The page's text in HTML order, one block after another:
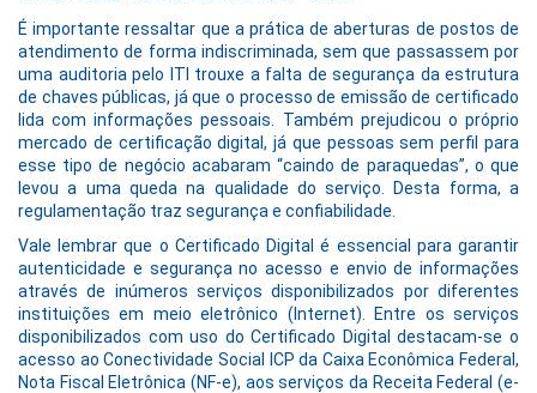
É importante ressaltar que a prática de aberturas de postos de
atendimento de forma indiscriminada, sem que passassem por
uma auditoria pelo ITI trouxe a falta de segurança da estrutura
de chaves públicas, já que o processo de emissão de certificado
lida com informações pessoais. Também prejudicou o próprio
mercado de certificação digital, já que pessoas sem perfil para
esse tipo de negócio acabaram “caindo de paraquedas”, o que
levou a uma queda na qualidade do serviço. Desta forma, a
regulamentação traz segurança e confiabilidade.
Vale lembrar que o Certificado Digital é essencial para garantir
autenticidade e segurança no acesso e envio de informações
através de inúmeros serviços disponibilizados por diferentes
instituições em meio eletrônico (Internet). Entre os serviços
disponibilizados com uso do Certificado Digital destacam-se o
acesso ao Conectividade Social ICP da Caixa Econômica Federal,
Nota Fiscal Eletrônica (NF-e), aos serviços da Receita Federal (e-